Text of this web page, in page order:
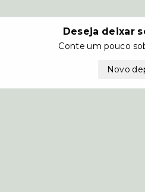
Deseja deixar
Conte um pouco
Novo